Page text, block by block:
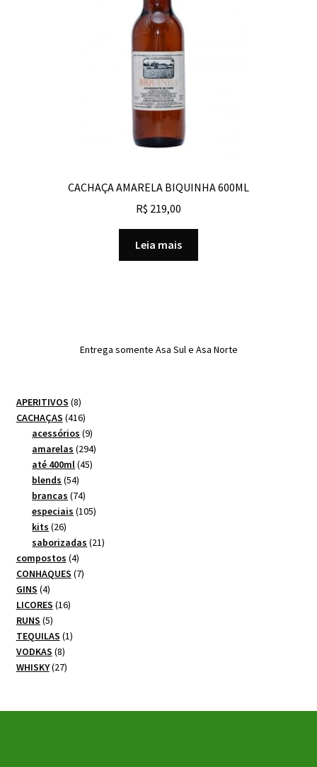
CACHAÇA AMARELA BIQUINHA 600ML
R$ 219,00
Leia mais
Entrega somente Asa Sul e Asa Norte
APERITIVOS 88
produtos
CACHAÇAS 416416
produtos
acessórios 99
produtos
amarelas 294294
até 400ml 4545
blends 5454
produtos
brancas 7474
produtos
especiais 105105
kits 2626
produtos
saborizadas 2121
compostos 44
produtos
CONHAQUES 77
GINS 44
produtos
LICORES 1616
RUNS 55
produtos
TEQUILAS 11
VODKAS 88
produtos
WHISKY 2727